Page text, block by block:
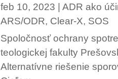
feb 10, 2023 |ADR ako
ARS/ODR, Clear-X, SOS
Spoločnosť ochrany
teologickej fakulty
Alternatívne riešenie